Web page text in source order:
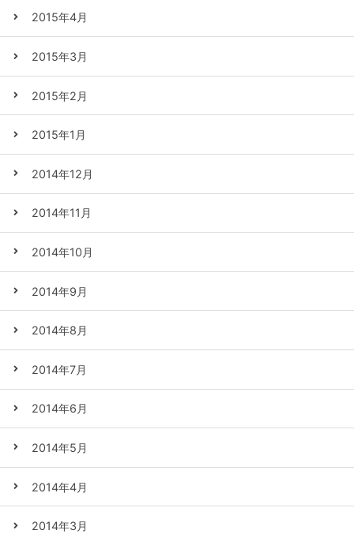
2015年4月
2015年3月
2015年2月
2015年1月
2014年12月
2014年11月
2014年10月
2014年9月
2014年8月
2014年7月
2014年6月
2014年5月
2014年4月
2014年3月